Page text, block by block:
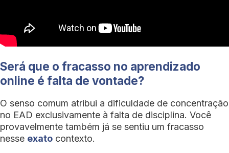
Será que o fracasso no aprendizado
online é falta de vontade?
O senso comum atribui a dificuldade de concentração
no EAD exclusivamente à falta de disciplina. Você
provavelmente também já se sentiu um fracasso
nesse exato contexto.